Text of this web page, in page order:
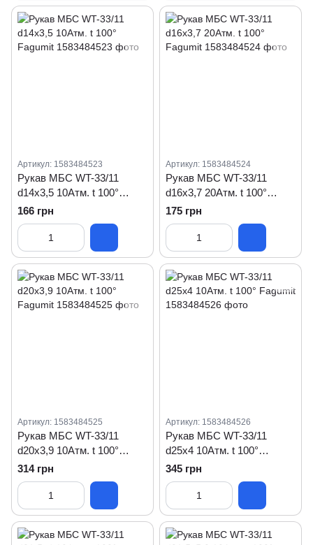
Артикул: 1583484523
Рукав МБС WT-33/11
d14x3,5 10Атм. t 100°
Fagumit
166 грн
Артикул: 1583484524
Рукав МБС WT-33/11
d16x3,7 20Атм. t 100°
Fagumit
175 грн
Артикул: 1583484525
Рукав МБС WT-33/11
d20x3,9 10Атм. t 100°
Fagumit
314 грн
Артикул: 1583484526
Рукав МБС WT-33/11
d25x4 10Атм. t 100°
Fagumit
345 грн